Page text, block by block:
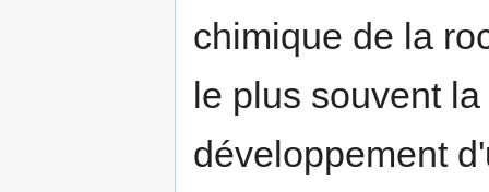
chimique de la
le plus souvent
développement